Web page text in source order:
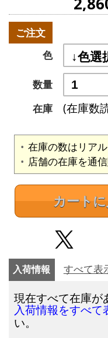
ご注文
色
数量
在庫
(在庫数
在庫の数はリア
店舗の在庫を通
カート
入荷情報 すべて表
現在すべて在庫が
入荷情報をすべて
い。